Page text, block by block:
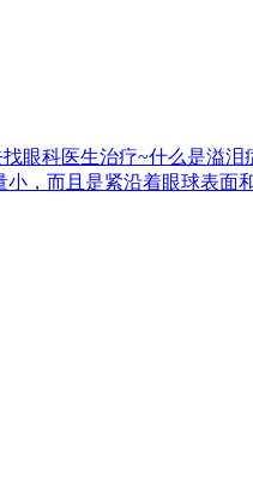
眼科医生治疗~什么是溢
，而且是紧沿着眼球表面